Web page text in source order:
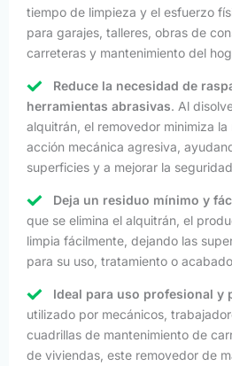
tiempo de limpieza y el esfuerzo
para garajes, talleres, obras de
carreteras y mantenimiento del
Reduce la necesidad de
herramientas abrasivas. Al
alquitrán, el removedor minimiza
acción mecánica agresiva,
superficies y a mejorar la
Deja un residuo mínimo y
que se elimina el alquitrán, el
limpia fácilmente, dejando las
para su uso, tratamiento o
Ideal para uso profesional y
utilizado por mecánicos,
cuadrillas de mantenimiento de
de viviendas, este removedor de